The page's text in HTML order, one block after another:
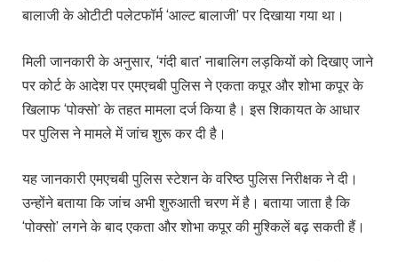
बालाजी के ओटीटी पलेटफॉर्म ‘आल्ट बालाजी’ पर दिखाया गया था।
मिली जानकारी के अनुसार, ‘गंदी बात’ नाबालिग लड़कियों को दिखाए जाने
पर कोर्ट के आदेश पर एमएचबी पुलिस ने एकता कपूर और शोभा कपूर के
खिलाफ ‘पोक्सो’ के तहत मामला दर्ज किया है। इस शिकायत के आधार
पर पुलिस ने मामले में जांच शुरू कर दी है।
यह जानकारी एमएचबी पुलिस स्टेशन के वरिष्ठ पुलिस निरीक्षक ने दी।
उन्होंने बताया कि जांच अभी शुरुआती चरण में है। बताया जाता है कि
‘पोक्सो’ लगने के बाद एकता और शोभा कपूर की मुश्किलें बढ़ सकती हैं।